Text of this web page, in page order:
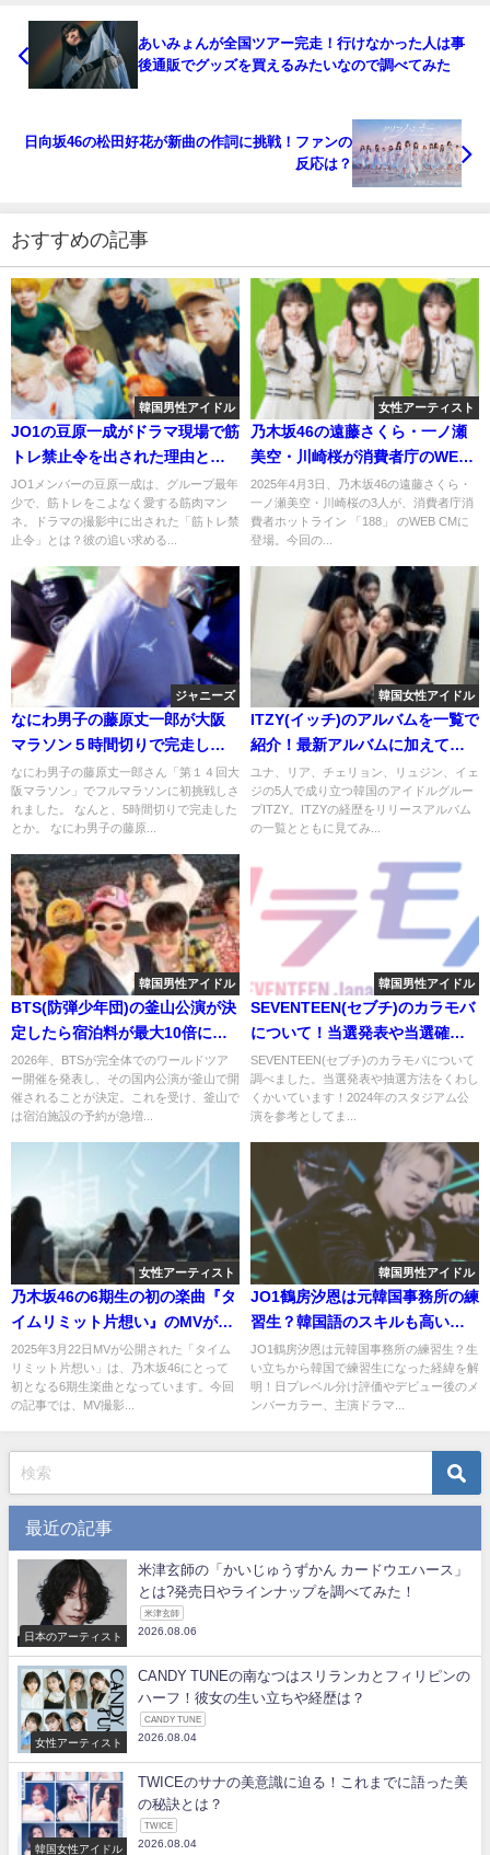
あいみょんが全国ツアー完走！行けなかった人は事
後通販でグッズを買えるみたいなので調べてみた
日向坂46の松田好花が新曲の作詞に挑戦！ファンの
反応は？
おすすめの記事
韓国男性アイドル
JO1の豆原一成がドラマ現場で筋
トレ禁止令を出された理由と
は？そして理想の筋肉とは？
JO1メンバーの豆原一成は、グループ最年
少で、筋トレをこよなく愛する筋肉マン
ネ。ドラマの撮影中に出された「筋トレ禁
止令」とは？彼の追い求める...
女性アーティスト
乃木坂46の遠藤さくら・一ノ瀬
美空・川崎桜が消費者庁のWEB
CMに出演！どんな内容？
2025年4月3日、乃木坂46の遠藤さくら・
一ノ瀬美空・川崎桜の3人が、消費者庁消
費者ホットライン 「188」 のWEB CMに
登場。今回の...
ジャニーズ
なにわ男子の藤原丈一郎が大阪
マラソン５時間切りで完走した
ので他の芸能人と比べてみた！
なにわ男子の藤原丈一郎さん「第１４回大
阪マラソン」でフルマラソンに初挑戦しさ
れました。 なんと、5時間切りで完走した
とか。 なにわ男子の藤原...
韓国女性アイドル
ITZY(イッチ)のアルバムを一覧で
紹介！最新アルバムに加えてお
すすめはどれ？
ユナ、リア、チェリョン、リュジン、イェ
ジの5人で成り立つ韓国のアイドルグルー
プITZY。ITZYの経歴をリリースアルバム
の一覧とともに見てみ...
韓国男性アイドル
BTS(防弾少年団)の釜山公演が決
定したら宿泊料が最大10倍に？
噂の真相は？
2026年、BTSが完全体でのワールドツア
ー開催を発表し、その国内公演が釜山で開
催されることが決定。これを受け、釜山で
は宿泊施設の予約が急増...
韓国男性アイドル
SEVENTEEN(セブチ)のカラモバ
について！当選発表や当選確率
についても調べてみました！
SEVENTEEN(セブチ)のカラモバについて
調べました。当選発表や抽選方法をくわし
くかいています！2024年のスタジアム公
演を参考としてま...
女性アーティスト
乃木坂46の6期生の初の楽曲『タ
イムリミット片想い』のMVが3
月22日に公開！ファンの反応
は？
2025年3月22日MVが公開された「タイム
リミット片想い」は、乃木坂46にとって
初となる6期生楽曲となっています。今回
の記事では、MV撮影...
韓国男性アイドル
JO1鶴房汐恩は元韓国事務所の練
習生？韓国語のスキルも高いと
評判！
JO1鶴房汐恩は元韓国事務所の練習生？生
い立ちから韓国で練習生になった経緯を解
明！日プレベル分け評価やデビュー後のメ
ンバーカラー、主演ドラマ...
最近の記事
日本のアーティスト
米津玄師の「かいじゅうずかん カードウエハース」
とは?発売日やラインナップを調べてみた！
米津玄師
2026.08.06
女性アーティスト
CANDY TUNEの南なつはスリランカとフィリピンの
ハーフ！彼女の生い立ちや経歴は？
CANDY TUNE
2026.08.04
韓国女性アイドル
TWICEのサナの美意識に迫る！これまでに語った美
の秘訣とは？
TWICE
2026.08.04